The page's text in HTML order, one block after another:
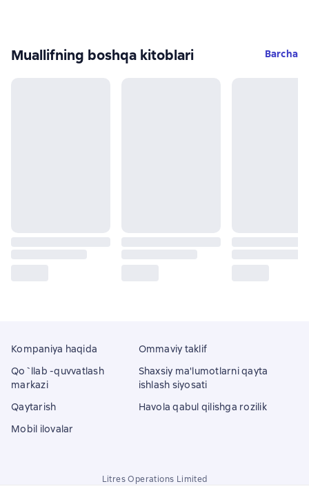
Muallifning boshqa kitoblari Barcha
Kompaniya haqida
Qo`llab -quvvatlash
markazi
Qaytarish
Mobil ilovalar
Ommaviy taklif
Shaxsiy ma'lumotlarni qayta
ishlash siyosati
Havola qabul qilishga rozilik
Litres Operations Limited